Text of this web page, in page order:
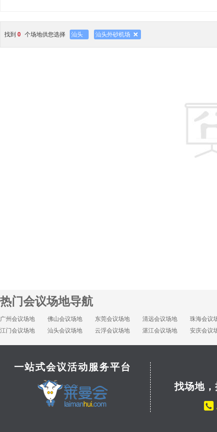
找到 0 个场地供您选择 汕头 汕头外砂机场
热门会议场地导航
广州会议场地 佛山会议场地 东莞会议场地 清远会议场地
珠海会议
江门会议场地
汕头会议场地 云浮会议场地 湛江会议场地 安庆会议
一站式会议活动服务平台
找场地